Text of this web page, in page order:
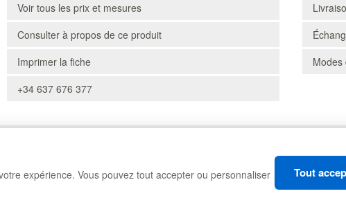
Voir tous les prix et mesures
Consulter à propos de ce produit
Imprimer la fiche
+34 637 676 377
Modes
RAYONNAGES
MANUTENTION
GESTION DES DÉCHETS
expérience. Vous pouvez tout accepter ou personnaliser
Tout